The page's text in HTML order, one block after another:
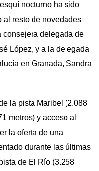
nocturno ha sido
al resto de novedades
consejera delegada de
López, y a la delegada
en Granada, Sandra
la pista Maribel (2.088
metros) y acceso al
la oferta de una
durante las últimas
de El Río (3.258